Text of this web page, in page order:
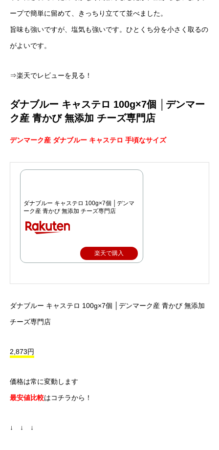
ープで簡単に留めて、きっちり立てて並べました。
旨味も強いですが、塩気も強いです。ひとくち分を小さく取るの
がよいです。
⇒楽天でレビューを見る！
ダナブルー キャステロ 100g×7個 │デンマー
ク産 青かび 無添加 チーズ専門店
デンマーク産 ダナブルー キャステロ 手頃なサイズ
ダナブルー キャステロ 100g×7個 │デンマ
ーク産 青かび 無添加 チーズ専門店
楽天で購入
ダナブルー キャステロ 100g×7個 │デンマーク産 青かび 無添加
チーズ専門店
2,873円
価格は常に変動します
最安値比較はコチラから！
↓ ↓ ↓